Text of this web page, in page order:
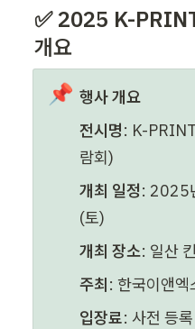
✅ 2025 K-
개요
📌 행사 개요
전시명: K-
람회)
개최 일정: 2025
(토)
개최 장소: 일산
주최: 한국이앤엑
입장료: 사전 등